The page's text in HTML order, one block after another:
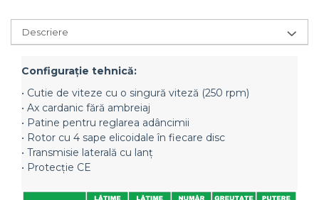
Utilaje Strip-Till (prelucrare în
benzi)
Înfoliatoare Baloţi
Descriere
Configuraţie tehnică:
• Cutie de viteze cu o singură viteză (250 rpm)
• Ax cardanic fără ambreiaj
• Patine pentru reglarea adâncimii
• Rotor cu 4 sape elicoidale în fiecare disc
• Transmisie laterală cu lanț
• Protecție CE